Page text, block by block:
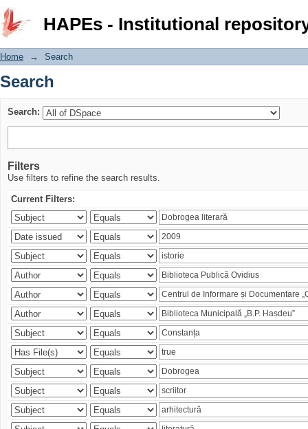
HAPEs - Institutional
Search
Home → Search
Search
Search:
Filters
Use filters to refine the search results.
Current Filters: